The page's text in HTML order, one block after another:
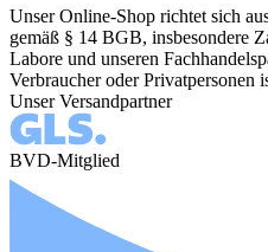
Unser Online-Shop richtet sich
gemäß § 14 BGB, insbesondere
Labore und unseren
Verbraucher oder Privatpersonen
Unser Versandpartner
BVD-Mitglied